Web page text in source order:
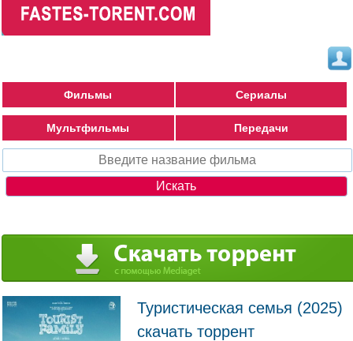
Фильмы Сериалы
Мультфильмы Передачи
Туристическая семья (2025)
скачать торрент